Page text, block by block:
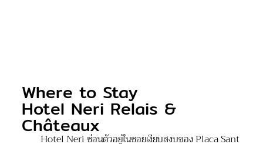
Where to Stay
Hotel Neri Relais &
Châteaux
Hotel Neri ซ่อนตัวอยู่ในซอยเงียบสงบของ Placa Sant